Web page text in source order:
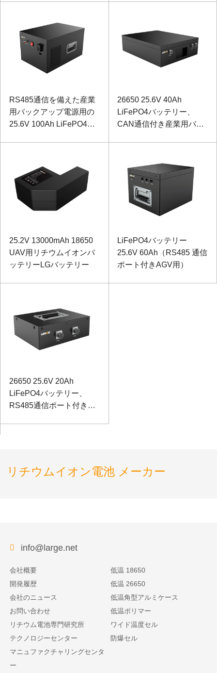
RS485通信を備えた産業
用バックアップ電源用の
25.6V 100Ah LiFePO4バ
26650 25.6V 40Ah
LiFePO4バッテリー、
CAN通信付き産業用バッ
25.2V 13000mAh 18650
UAV用リチウムイオンバ
ッテリーLGバッテリー
LiFePO4バッテリー
25.6V 60Ah（RS485 通信
ポート付きAGV用）
26650 25.6V 20Ah
LiFePO4バッテリー、
RS485通信ポート付き太
リチウムイオン電池 メーカー
info@large.net
会社概要
開発履歴
会社のニュース
お問い合わせ
リチウム電池専門研究所
テクノロジーセンター
マニュファクチャリングセンタ
ー
低温 18650
低温 26650
低温角型アルミケース
低温ポリマー
ワイド温度セル
防爆セル